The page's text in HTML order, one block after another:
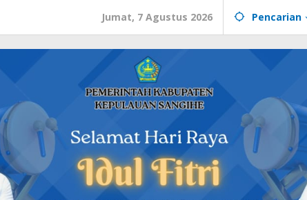
Jumat, 7 Agustus 2026 Pencarian